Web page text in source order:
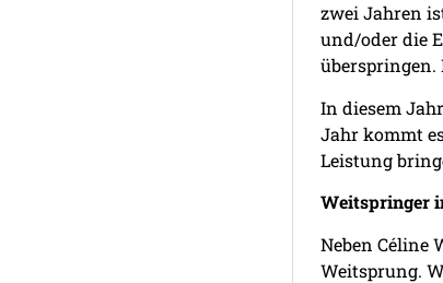
zwei Jahren
und/oder die
überspringen.
In diesem
Jahr kommt
Leistung
Weitspringer
Neben Céline
Weitsprung.